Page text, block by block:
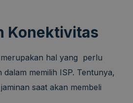
Konektivitas
hal yang perlu
dalam memilih ISP. Tentunya,
saat akan membeli